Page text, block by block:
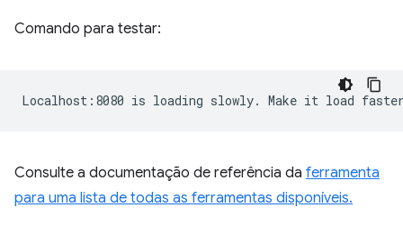
Comando para testar:
Consulte a documentação de referência da ferramenta
para uma lista de todas as ferramentas disponíveis.